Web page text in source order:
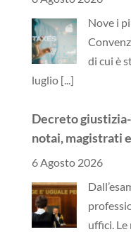
Nove i
di cui è
luglio [...]
Decreto
notai, magistrati
6 Agosto 2026
uffici.